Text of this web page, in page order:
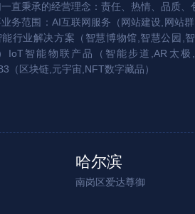
直秉承的经营理念：责任、热情、品质、
务范围：AI互联网服务（网站建设,网站
能行业解决方案（智慧博物馆,智慧公园,
IoT智能物联产品（智能步道,AR太极
（区块链,元宇宙,NFT数字藏品）
哈尔滨
南岗区爱达尊御